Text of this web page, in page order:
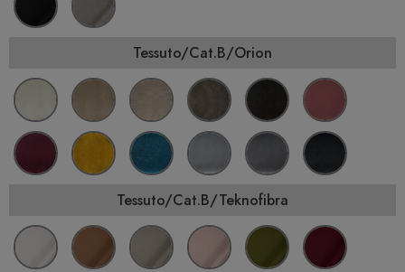
Tessuto/Cat.B/Orion
Tessuto/Cat.B/Teknofibra